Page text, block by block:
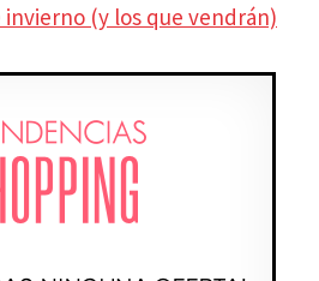
(y los que vendrán)